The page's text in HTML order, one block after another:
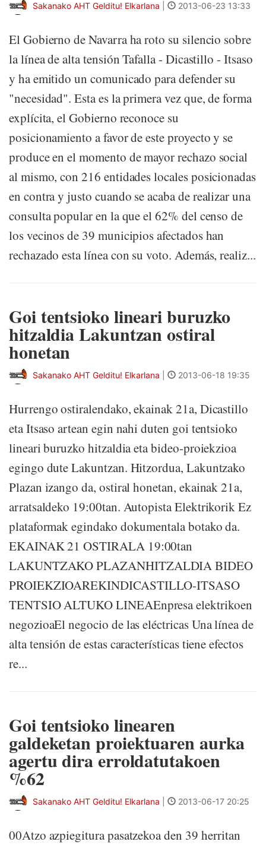
Sakanako AHT Gelditu! Elkarlana 2013-06-23 13:33
El Gobierno de Navarra ha roto su silencio sobre
la línea de alta tensión Tafalla - Dicastillo - Itsaso
y ha emitido un comunicado para defender su
"necesidad". Esta es la primera vez que, de forma
explícita, el Gobierno reconoce su
posicionamiento a favor de este proyecto y se
produce en el momento de mayor rechazo social
al mismo, con 216 entidades locales posicionadas
en contra y justo cuando se acaba de realizar una
consulta popular en la que el 62% del censo de
los vecinos de 39 municipios afectados han
rechazado esta línea con su voto. Además, realiz...
Goi tentsioko lineari buruzko
hitzaldia Lakuntzan ostiral
honetan
Sakanako AHT Gelditu! Elkarlana 2013-06-18 19:35
Hurrengo ostiralendako, ekainak 21a, Dicastillo
eta Itsaso artean egin nahi duten goi tentsioko
lineari buruzko hitzaldia eta bideo-proiekzioa
egingo dute Lakuntzan. Hitzordua, Lakuntzako
Plazan izango da, ostiral honetan, ekainak 21a,
arratsaldeko 19:00tan. Autopista Elektrikorik Ez
plataformak egindako dokumentala botako da.
EKAINAK 21 OSTIRALA 19:00tan
LAKUNTZAKO PLAZANHITZALDIA BIDEO
PROIEKZIOAREKINDICASTILLO-ITSASO
TENTSIO ALTUKO LINEAEnpresa elektrikoen
negozioaEl negocio de las eléctricas Una línea de
alta tensión de estas características tiene efectos
re...
Goi tentsioko linearen
galdeketan proiektuaren aurka
agertu dira erroldatutakoen
%62
Sakanako AHT Gelditu! Elkarlana 2013-06-17 20:25
00Atzo azpiegitura pasatzekoa den 39 herritan